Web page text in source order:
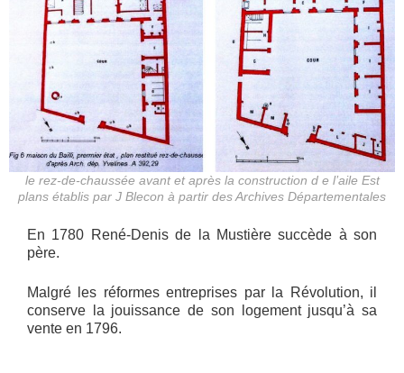
le rez-de-chaussée avant et après la construction d e l’aile Est
plans établis par J Blecon à partir des Archives Départementales
En 1780 René-Denis de la Mustière succède à son
père.
Malgré les réformes entreprises par la Révolution, il
conserve la jouissance de son logement jusqu’à sa
vente en 1796.